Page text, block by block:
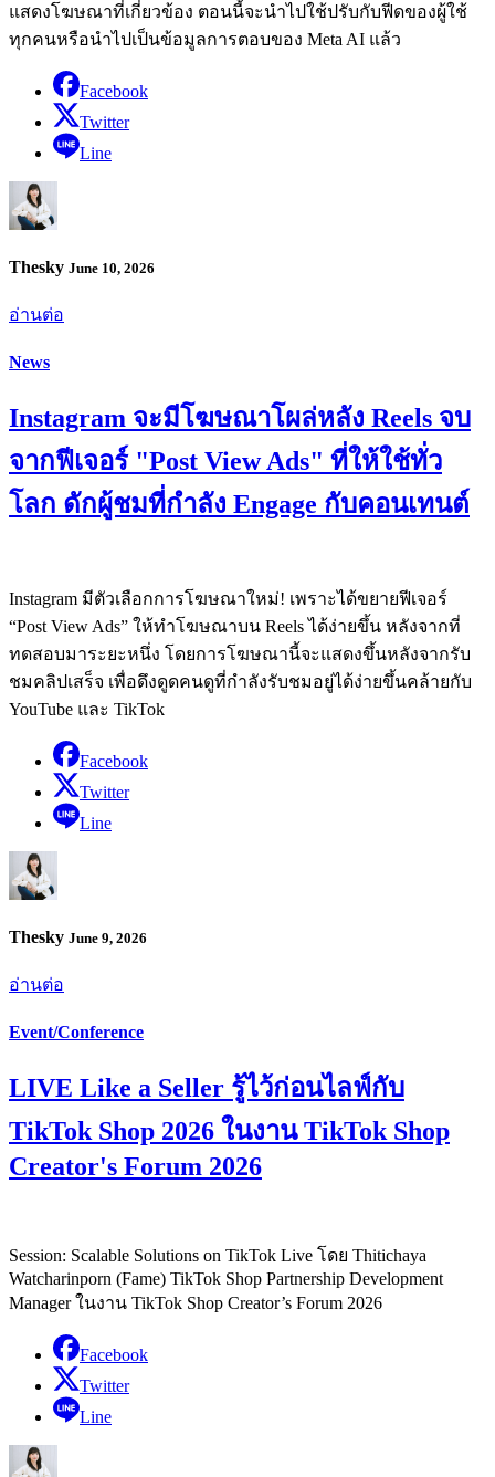
แสดงโฆษณาที่เกี่ยวข้อง ตอนนี้จะนำไปใช้ปรับกับฟีดของผู้ใช้
ทุกคนหรือนำไปเป็นข้อมูลการตอบของ Meta AI แล้ว
Facebook
Twitter
Line
Thesky June 10, 2026
อ่านต่อ
News
Instagram จะมีโฆษณาโผล่หลัง Reels จบ
จากฟีเจอร์ "Post View Ads" ที่ให้ใช้ทั่ว
โลก ดักผู้ชมที่กำลัง Engage กับคอนเทนต์
Instagram มีตัวเลือกการโฆษณาใหม่! เพราะได้ขยายฟีเจอร์
“Post View Ads” ให้ทำโฆษณาบน Reels ได้ง่ายขึ้น หลังจากที่
ทดสอบมาระยะหนึ่ง โดยการโฆษณานี้จะแสดงขึ้นหลังจากรับ
ชมคลิปเสร็จ เพื่อดึงดูดคนดูที่กำลังรับชมอยู่ได้ง่ายขึ้นคล้ายกับ
YouTube และ TikTok
Facebook
Twitter
Line
Thesky June 9, 2026
อ่านต่อ
Event/Conference
LIVE Like a Seller รู้ไว้ก่อนไลฟ์กับ
TikTok Shop 2026 ในงาน TikTok Shop
Creator's Forum 2026
Session: Scalable Solutions on TikTok Live โดย Thitichaya
Watcharinporn (Fame) TikTok Shop Partnership Development
Manager ในงาน TikTok Shop Creator’s Forum 2026
Facebook
Twitter
Line